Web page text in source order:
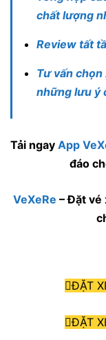
chất lượng
Review tất
Tư vấn chọn
những lưu ý
Tải ngay App
đáo
VeXeRe – Đặt vé
ĐẶT
ĐẶT